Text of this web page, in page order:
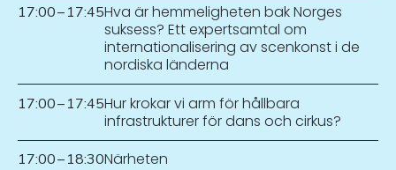
17:00–17:45Hva är hemmeligheten bak Norges
suksess? Ett expertsamtal om
internationalisering av scenkonst i de
nordiska länderna
17:00–17:45Hur krokar vi arm för hållbara
infrastrukturer för dans och cirkus?
17:00–18:30Närheten